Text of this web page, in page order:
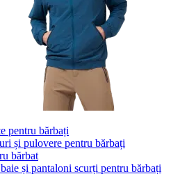
pentru bărbați
și pulovere pentru bărbați
bărbat
și pantaloni scurți pentru bărbați